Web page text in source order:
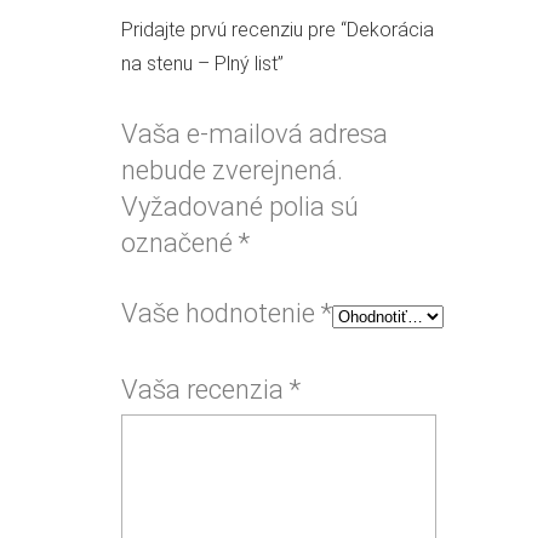
Pridajte prvú recenziu pre “Dekorácia
na stenu – Plný list”
Vaša e-mailová adresa
nebude zverejnená.
Vyžadované polia sú
označené *
Vaše hodnotenie *
Vaša recenzia *